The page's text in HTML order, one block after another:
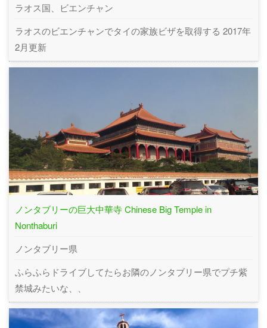
ラオス国、ビエンチャン
ラオスのビエンチャンでタイの家族ビザを取得する 2017年
2月更新
ノンタブリーの巨大中華寺 Chinese Big Temple in
Nonthaburi
ノンタブリー県
ふらふらドライブしてたらお隣のノンタブリー県でプチ紫
禁城みたいな、、